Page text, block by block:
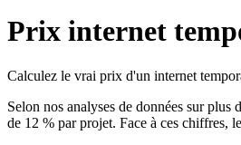
Prix internet
Calculez le vrai prix d'un internet
Selon nos analyses de données sur
de 12 % par projet. Face à ces chiffres,